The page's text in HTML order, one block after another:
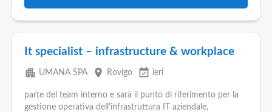
It specialist – infrastructure & workplace
apartment UMANA SPA place Rovigo event_available ieri
parte del team interno e sarà il punto di riferimento per la
gestione operativa dell'infrastruttura IT aziendale,